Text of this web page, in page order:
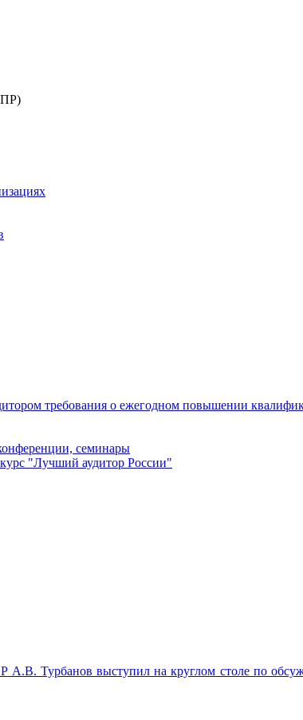
требования о ежегодном повышении
семинары
"Лучший аудитор России"
Турбанов выступил на круглом столе по